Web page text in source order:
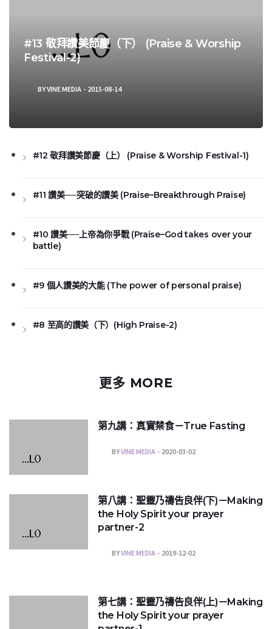
#13 敬拜讚美節慶（下） (Praise & Worship
Festival-2)
BYVINE MEDIA 2015-08-14
#12 敬拜讚美節慶（上） (Praise & Worship Festival-1)
#11 讚美──突破的讚美 (Praise–Breakthrough Praise)
#10 讚美──上帝為你爭戰 (Praise–God takes over your
battle)
#9 個人讚美的大能 (The power of personal praise)
#8 至高的讚美（下）(High Praise-2)
更多 MORE
第九講：真實禁食－True Fasting
BYVINE MEDIA 2020-03-02
第八講：聖靈乃禱告良伴(下)－Making
the Holy Spirit your prayer
partner-2
BYVINE MEDIA 2019-12-02
第七講：聖靈乃禱告良伴(上)－Making
the Holy Spirit your prayer